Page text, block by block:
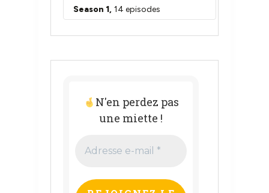
N'en perdez pas
une miette !
e-
*